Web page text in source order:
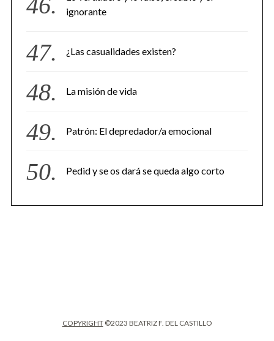
ignorante
¿Las casualidades existen?
La misión de vida
Patrón: El depredador/a emocional
Pedid y se os dará se queda algo corto
COPYRIGHT©2023 BEATRIZ F. DEL CASTILLO